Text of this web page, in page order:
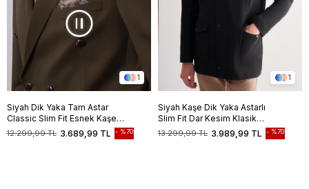
1
Siyah Dik Yaka Tam Astar
Classic Slim Fit Esnek Kaşe
Kaban 10082551503.689,99 TL
12.299,99 TL %70
1
Siyah Kaşe Dik Yaka Astarlı
Slim Fit Dar Kesim Klasik
Kaban
3.989,99 TL
13.299,99 TL %70